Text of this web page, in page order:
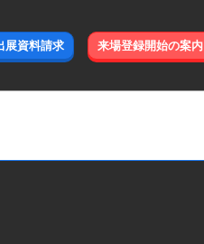
展資料請求 来場登録開始の案内